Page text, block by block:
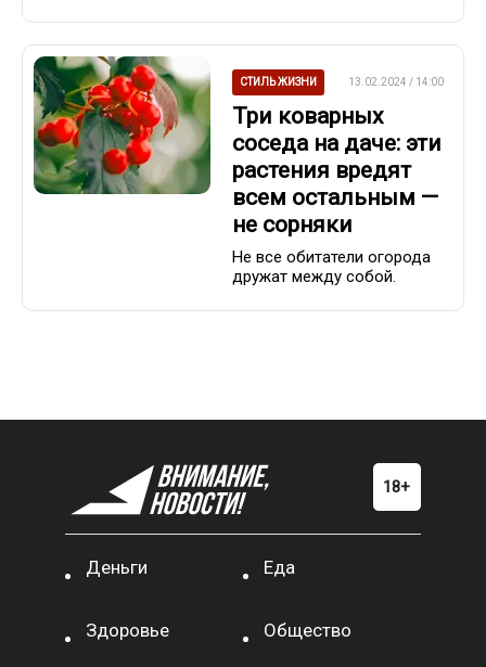
СТИЛЬ ЖИЗНИ 13.02.2024 / 14:00
Три коварных
соседа на даче: эти
растения вредят
всем остальным —
не сорняки
Не все обитатели огорода
дружат между собой.
Деньги Еда
Здоровье Общество